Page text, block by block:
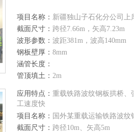
项目名称： 新疆独山子石化分公司上
线上库波纹钢明洞
截面尺寸： 跨径7.66m，矢高7.23m
波形参数：波距381m，波高140mm
钢板壁厚：8mm
涵管长度：
管顶填土：2m
应用特点：重载铁路波纹钢板拱桥、
工速度快
项目名称： 国外某重载运输铁路波纹
程
截面尺寸： 跨径10m、矢高5m